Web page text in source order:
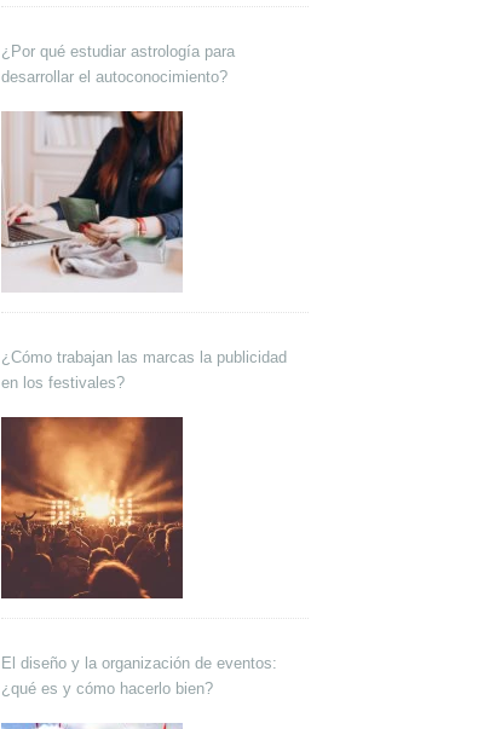
¿Por qué estudiar astrología para
desarrollar el autoconocimiento?
¿Cómo trabajan las marcas la publicidad
en los festivales?
El diseño y la organización de eventos:
¿qué es y cómo hacerlo bien?